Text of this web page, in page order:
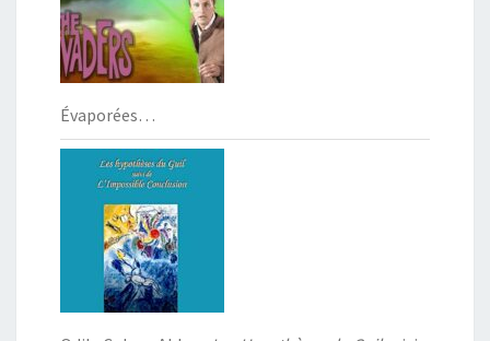
Évaporées…